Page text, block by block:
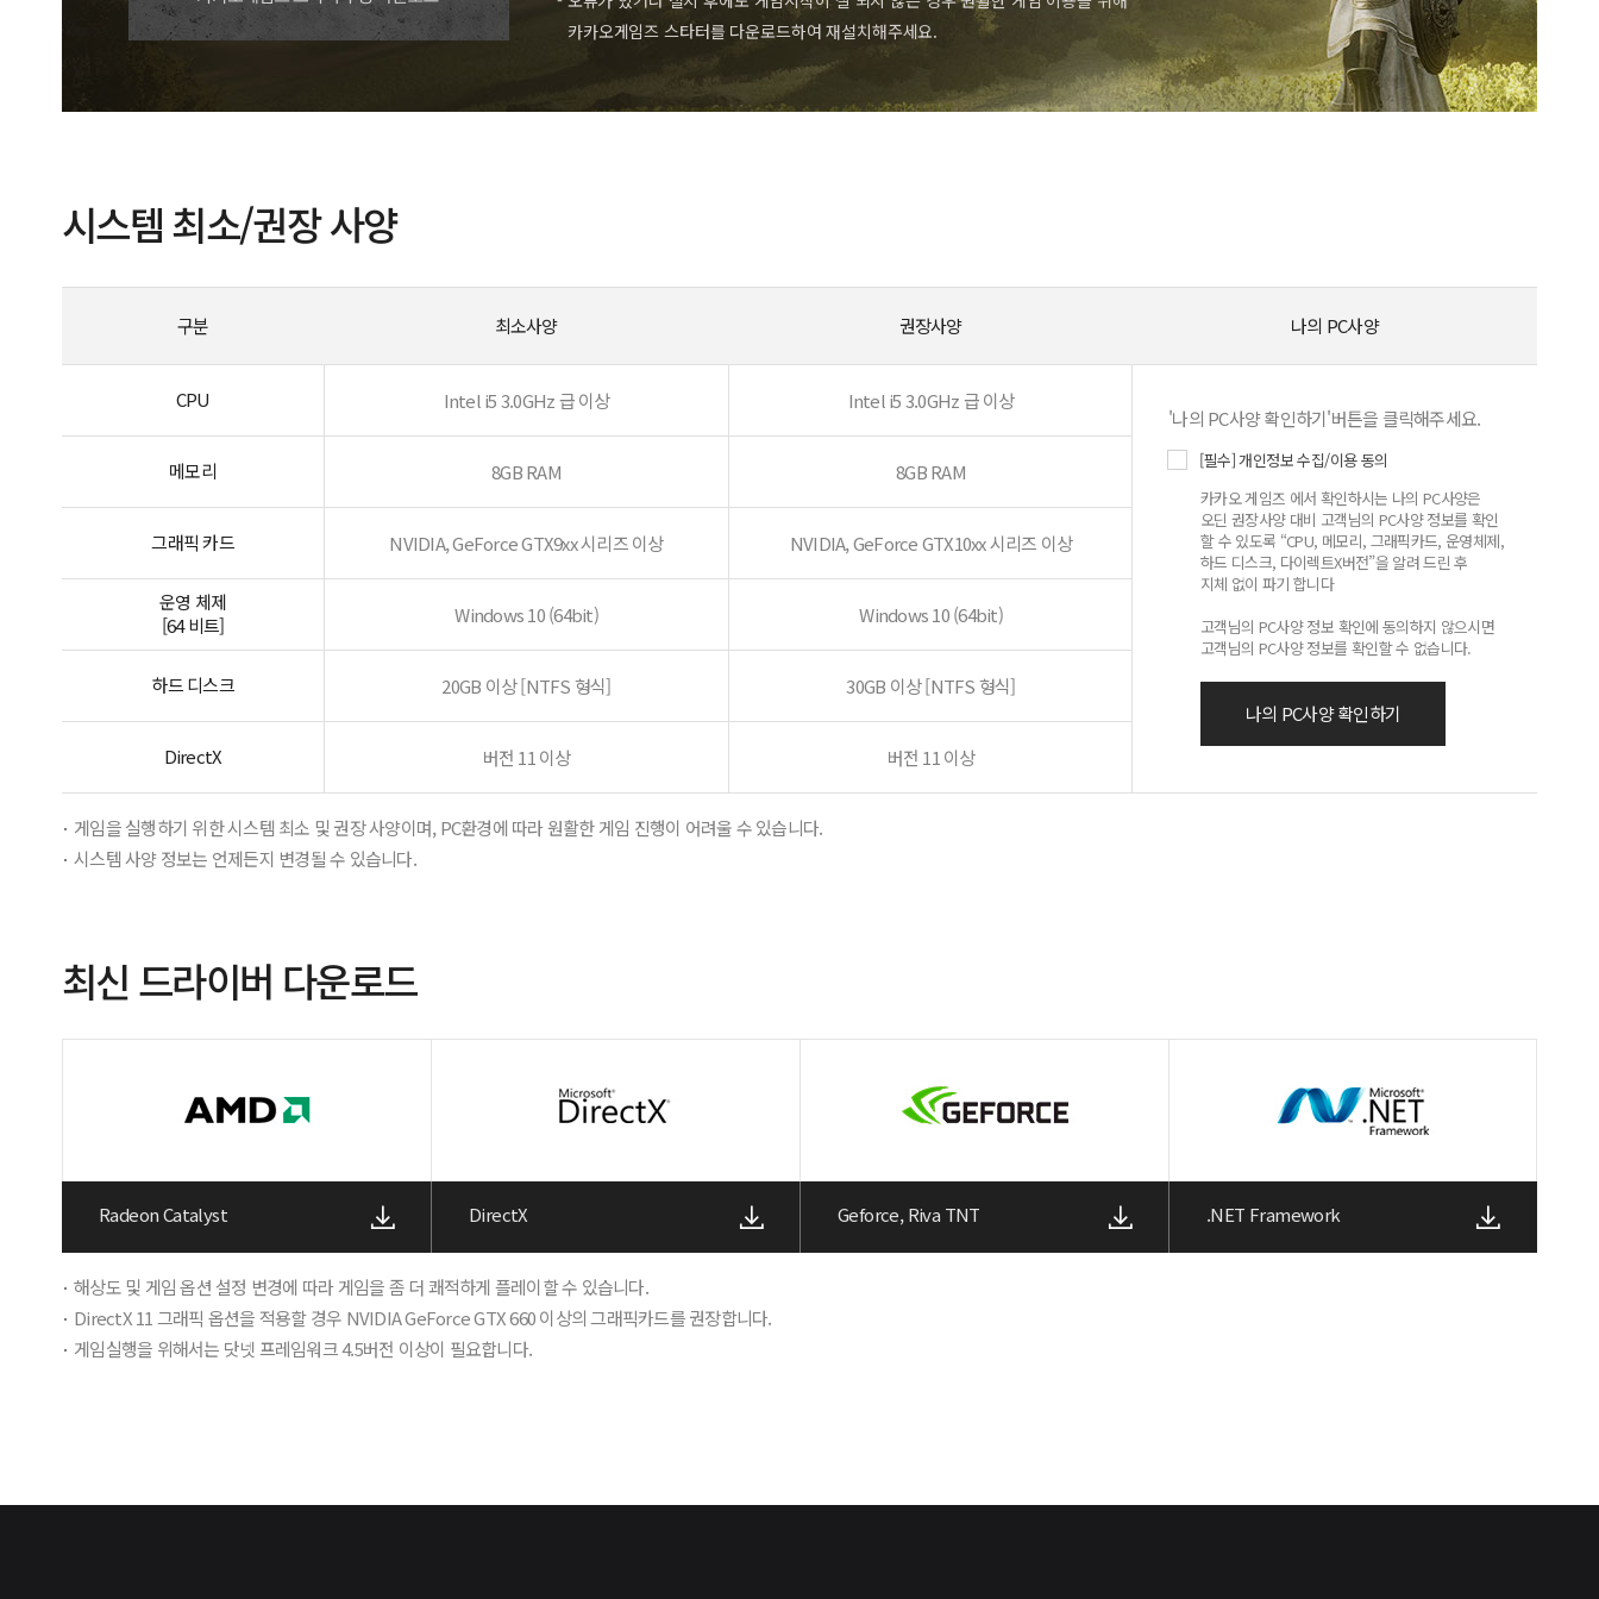
카카오게임즈 스타터를 다운로드하여 재설치해주세요.
시스템 최소/권장 사양
구분 최소사양 권장사양 나의 PC사양
CPU Intel i5 3.0GHz 급 이상 Intel i5 3.0GHz 급 이상
메모리 8GB RAM 8GB RAM
그래픽 카드 NVIDIA, GeForce GTX9xx 시리즈 이상 NVIDIA, GeForce GTX10xx 시리즈 이상
운영 체제
[64 비트]
Windows 10 (64bit) Windows 10 (64bit)
하드 디스크 20GB 이상 [NTFS 형식] 30GB 이상 [NTFS 형식]
DirectX 버전 11 이상 버전 11 이상
게임을 실행하기 위한 시스템 최소 및 권장 사양이며, PC환경에 따라 원활한 게임 진행이 어려울 수 있습니다.
시스템 사양 정보는 언제든지 변경될 수 있습니다.
'나의 PC사양 확인하기'버튼을 클릭해주세요.
[필수] 개인정보 수집/이용 동의
카카오 게임즈 에서 확인하시는 나의 PC사양은
오딘 권장사양 대비 고객님의 PC사양 정보를 확인
할 수 있도록 “CPU, 메모리, 그래픽카드, 운영체제,
하드 디스크, 다이렉트X버전”을 알려 드린 후
지체 없이 파기 합니다
고객님의 PC사양 정보 확인에 동의하지 않으시면
고객님의 PC사양 정보를 확인할 수 없습니다.
나의 PC사양 확인하기
최신 드라이버 다운로드
Radeon Catalyst DirectX Geforce, Riva TNT .NET Framework
해상도 및 게임 옵션 설정 변경에 따라 게임을 좀 더 쾌적하게 플레이할 수 있습니다.
DirectX 11 그래픽 옵션을 적용할 경우 NVIDIA GeForce GTX 660 이상의 그래픽카드를 권장합니다.
게임실행을 위해서는 닷넷 프레임워크 4.5버전 이상이 필요합니다.